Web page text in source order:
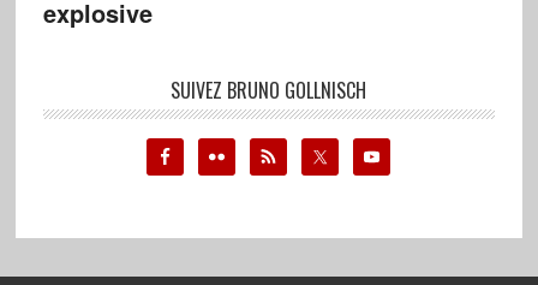
explosive
SUIVEZ BRUNO GOLLNISCH